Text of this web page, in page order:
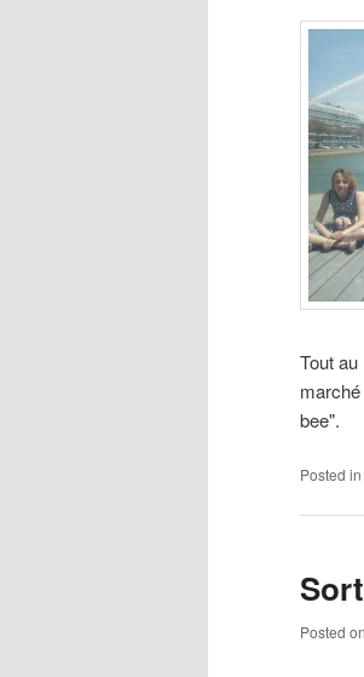
Tout
bee".
Posted in
Posted on